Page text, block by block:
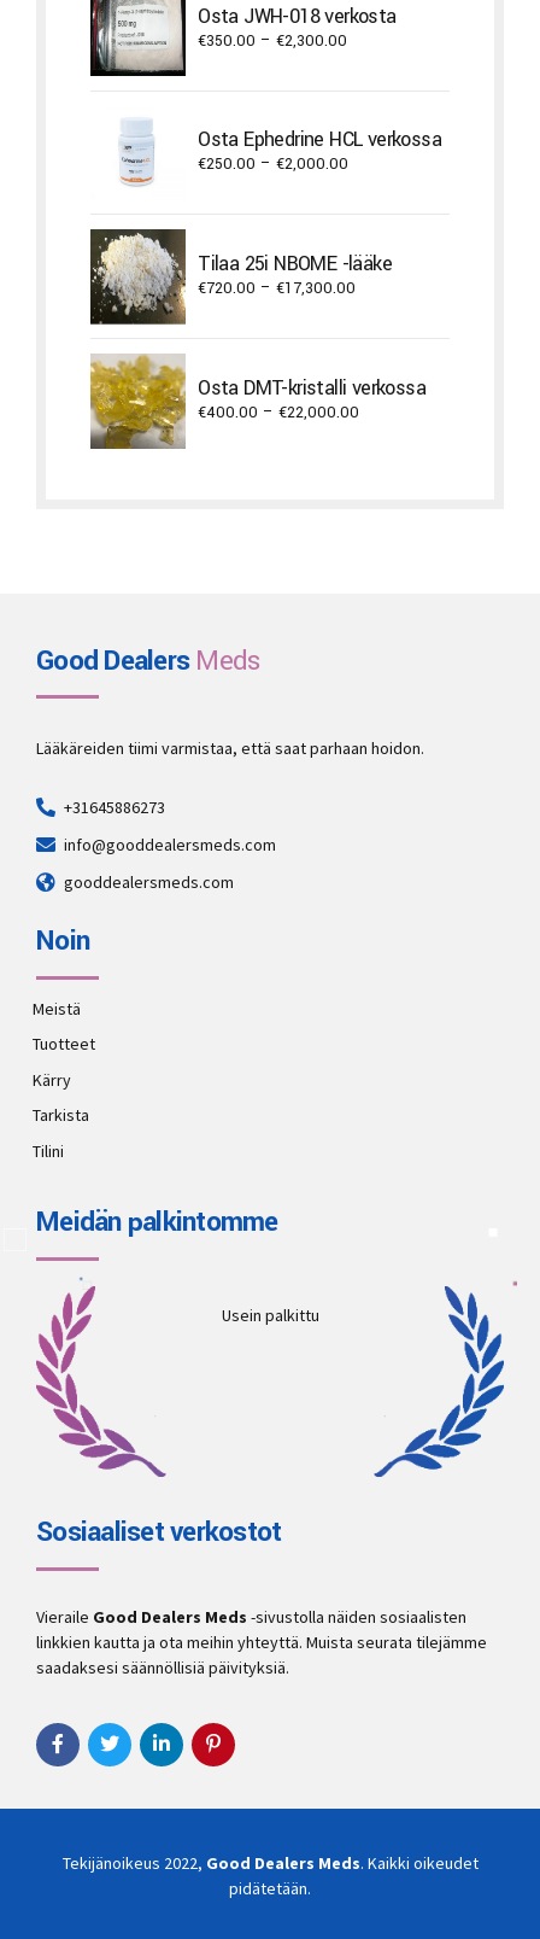
€550.00
Osta JWH-018 verkosta
€350.00 – €2,300.00
€2,300.00
Osta Ephedrine HCL verkossa
€250.00 – €2,000.00
€2,000.00
Tilaa 25i NBOME -lääke
€720.00 – €17,300.00
€17,300.00
Osta DMT-kristalli verkossa
€400.00 – €22,000.00
Good DealersMeds
Lääkäreiden tiimi varmistaa, että saat parhaan hoidon.
+31645886273
info@gooddealersmeds.com
gooddealersmeds.com
Noin
Meistä
Tuotteet
Kärry
Tarkista
Tilini
Meidän palkintomme
Usein palkittu
Sosiaaliset verkostot
Vieraile Good Dealers Meds -sivustolla näiden sosiaalisten
linkkien kautta ja ota meihin yhteyttä. Muista seurata tilejämme
saadaksesi säännöllisiä päivityksiä.
Tekijänoikeus 2022, Good Dealers Meds. Kaikki oikeudet
pidätetään.